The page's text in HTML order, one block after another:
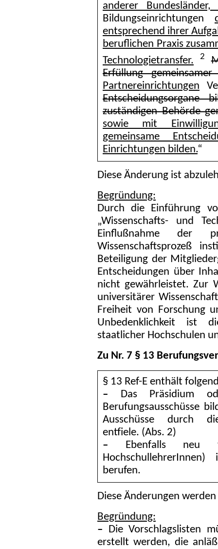
anderer
Bildungseinrichtungen
entsprechend ihrer
beruflichen Praxis
Technologietransfer.
2
Erfüllung gemeinsamer
Partnereinrichtungen
zuständigen Behörde
sowie mit
gemeinsame
Einrichtungen bilden.“
Diese Änderung ist
Begründung:
Durch die Einführung
„Wissenschafts- und
Einflußnahme der
Wissenschaftsprozeß
Beteiligung der
Entscheidungen über
nicht gewährleistet. Zur
universitärer
Freiheit von Forschung
Unbedenklichkeit ist
staatlicher Hochschulen
Zu Nr. 7 § 13
§ 13 Ref-E enthält
– Das Präsidium
Berufungsausschüsse
Ausschüsse durch
entfiele. (Abs. 2)
– Ebenfalls neu
berufen.
Diese Änderungen
Begründung:
– Die Vorschlagslisten
erstellt werden, die